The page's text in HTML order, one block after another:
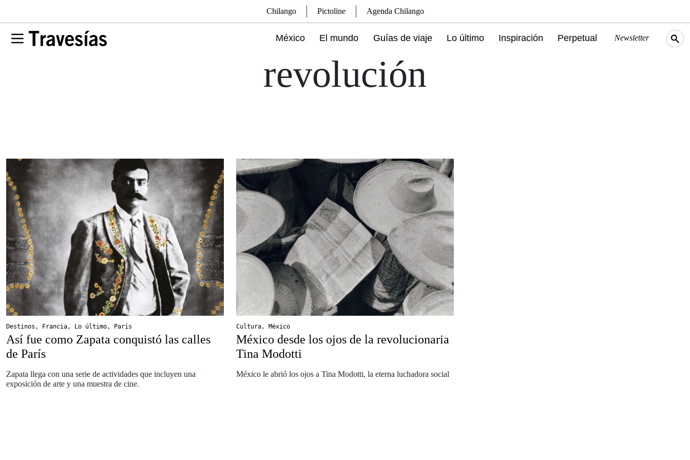
Chilango Pictoline Agenda Chilango
México El mundo Guías de viaje Lo último Inspiración Perpetual Newsletter
revolución
Destinos , Francia , Lo último , París
Así fue como Zapata conquistó las calles
de París
Zapata llega con una serie de actividades que incluyen una
exposición de arte y una muestra de cine.
Cultura , México
México desde los ojos de la revolucionaria
Tina Modotti
México le abrió los ojos a Tina Modotti, la eterna luchadora social